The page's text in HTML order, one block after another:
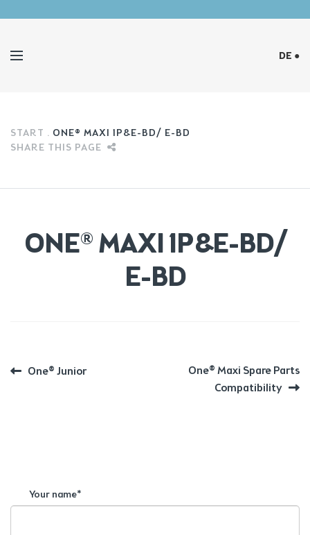
DE ●
START
ONE® MAXI 1P&E-BD/ E-BD
SHARE THIS PAGE
ONE® MAXI 1P&E-BD/
E-BD
BEITRAGSNAVIGATION
Vorheriger
One® Junior
Nächster
Beitrag:
One® Maxi Spare Parts
Compatibility
Your name*